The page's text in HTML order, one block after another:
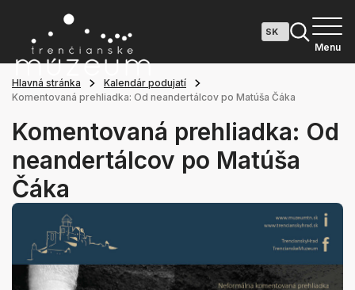
Menu
Hlavná stránka
Kalendár podujatí
Komentovaná prehliadka: Od neandertálcov po Matúša Čáka
Komentovaná prehliadka: Od
neandertálcov po Matúša
Čáka